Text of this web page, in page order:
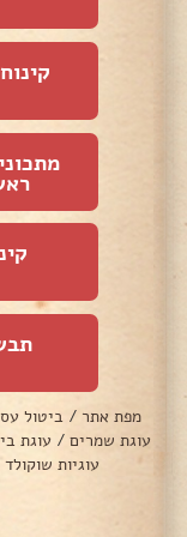
מפת אתר / ביטול
עוגת שמרים / עוגת
עוגיות